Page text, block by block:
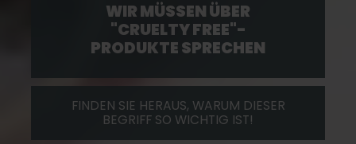
WIR MÜSSEN ÜBER
"CRUELTY FREE"-
PRODUKTE SPRECHEN
FINDEN SIE HERAUS, WARUM DIESER
BEGRIFF SO WICHTIG IST!